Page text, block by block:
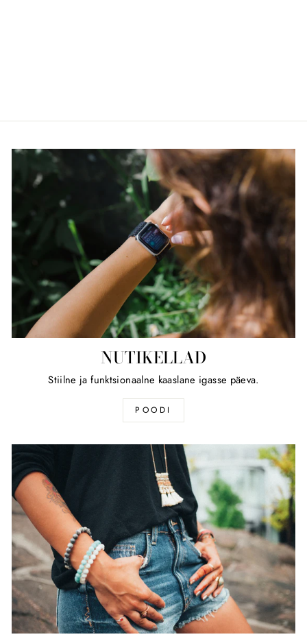
NUTIKELLAD
Stiilne ja funktsionaalne kaaslane igasse päeva.
POODI